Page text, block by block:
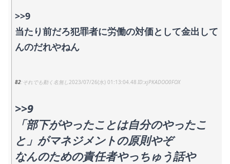
>>9
当たり前だろ犯罪者に労働の対価として金出して
んのだれやねん
82 それでも動く名無し 2023/07/26(水) 01:13:04.48 xjPKADOO0FOX
>>9
「部下がやったことは自分のやったこ
と」がマネジメントの原則やぞ
なんのための責任者やっちゅう話や